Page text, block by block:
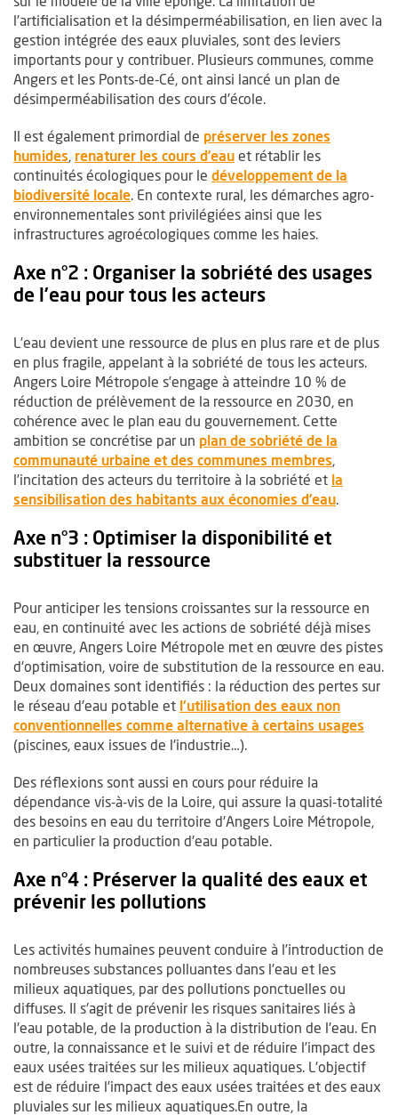
l’artificialisation et la désimperméabilisation, en lien avec la
gestion intégrée des eaux pluviales, sont des leviers
importants pour y contribuer. Plusieurs communes, comme
Angers et les Ponts-de-Cé, ont ainsi lancé un plan de
désimperméabilisation des cours d'école.
Il est également primordial de préserver les zones
humides renaturer les cours d’eau et rétablir les
continuités écologiques pour le développement de la
biodiversité locale . En contexte rural, les démarches agro-
environnementales sont privilégiées ainsi que les
infrastructures agroécologiques comme les haies.
Axe n°2 : Organiser la sobriété des usages
de l’eau pour tous les acteurs
L’eau devient une ressource de plus en plus rare et de plus
en plus fragile, appelant à la sobriété de tous les acteurs.
Angers Loire Métropole s’engage à atteindre 10 % de
réduction de prélèvement de la ressource en 2030, en
cohérence avec le plan eau du gouvernement. Cette
ambition se concrétise par un plan de sobriété de la
communauté urbaine et des communes membres
l’incitation des acteurs du territoire à la sobriété et la
sensibilisation des habitants aux économies d’eau
Axe n°3 : Optimiser la disponibilité et
substituer la ressource
Pour anticiper les tensions croissantes sur la ressource en
eau, en continuité avec les actions de sobriété déjà mises
en œuvre, Angers Loire Métropole met en œuvre des pistes
d'optimisation, voire de substitution de la ressource en eau.
Deux domaines sont identifiés : la réduction des pertes sur
le réseau d'eau potable et l'utilisation des eaux non
conventionnelles comme alternative à certains usages
(piscines, eaux issues de l'industrie…).
Des réflexions sont aussi en cours pour réduire la
dépendance vis-à-vis de la Loire, qui assure la quasi-totalité
des besoins en eau du territoire d'Angers Loire Métropole,
en particulier la production d'eau potable.
Axe n°4 : Préserver la qualité des eaux et
prévenir les pollutions
Les activités humaines peuvent conduire à l’introduction de
nombreuses substances polluantes dans l’eau et les
milieux aquatiques, par des pollutions ponctuelles ou
diffuses. Il s'agit de prévenir les risques sanitaires liés à
l'eau potable, de la production à la distribution de l'eau. En
outre, la connaissance et le suivi et de réduire l’impact des
eaux usées traitées sur les milieux aquatiques. L'objectif
est de réduire l’impact des eaux usées traitées et des eaux
pluviales sur les milieux aquatiques.En outre, la